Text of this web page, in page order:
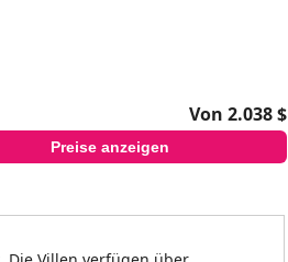
Von 2.038 $
Preise anzeigen